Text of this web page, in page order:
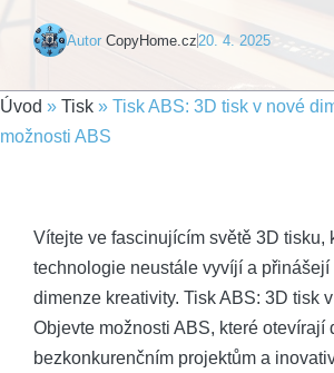
Autor CopyHome.cz 20. 4. 2025
Úvod » Tisk » Tisk ABS: 3D tisk v nové
možnosti ABS
Vítejte ve fascinujícím světě 3D tisku,
technologie neustále vyvíjí a přinášejí
dimenze kreativity. Tisk ABS: 3D tisk
Objevte možnosti ABS, které otevírají
bezkonkurenčním projektům a